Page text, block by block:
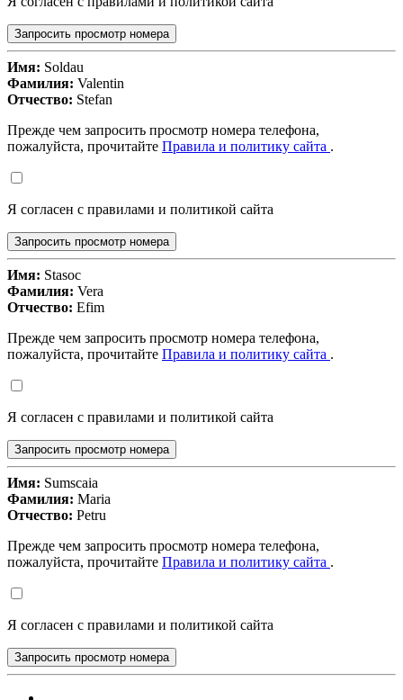
Запросить просмотр номера
Имя: Soldau
Фамилия: Valentin
Отчество: Stefan
Прежде чем запросить просмотр номера телефона,
пожалуйста, прочитайте Правила и политику сайта .
Я согласен с правилами и политикой сайта
Запросить просмотр номера
Имя: Stasoc
Фамилия: Vera
Отчество: Efim
Прежде чем запросить просмотр номера телефона,
пожалуйста, прочитайте Правила и политику сайта .
Я согласен с правилами и политикой сайта
Запросить просмотр номера
Имя: Sumscaia
Фамилия: Maria
Отчество: Petru
Прежде чем запросить просмотр номера телефона,
пожалуйста, прочитайте Правила и политику сайта .
Я согласен с правилами и политикой сайта
Запросить просмотр номера